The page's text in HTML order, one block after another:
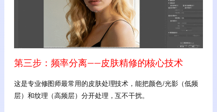
第三步：频率分离——皮肤精修的核心技术
这是专业修图师最常用的皮肤处理技术，能把颜色/光影（低频
层）和纹理（高频层）分开处理，互不干扰。